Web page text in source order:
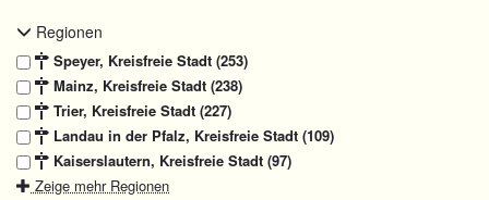
Regionen
Speyer, Kreisfreie Stadt (253)
Mainz, Kreisfreie Stadt (238)
Trier, Kreisfreie Stadt (227)
Landau in der Pfalz, Kreisfreie Stadt (109)
Kaiserslautern, Kreisfreie Stadt (97)
Zeige mehr Regionen